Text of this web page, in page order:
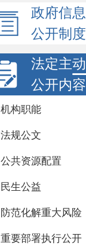
政府信息
公开制度
法定主动
公开内容
机构职能
法规公文
公共资源配置
民生公益
防范化解重大风险
重要部署执行公开